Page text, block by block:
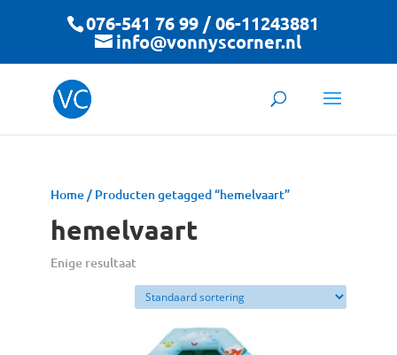
076-541 76 99 / 06-11243881
info@vonnyscorner.nl
Home/ Producten getagged “hemelvaart”
hemelvaart
Enige resultaat